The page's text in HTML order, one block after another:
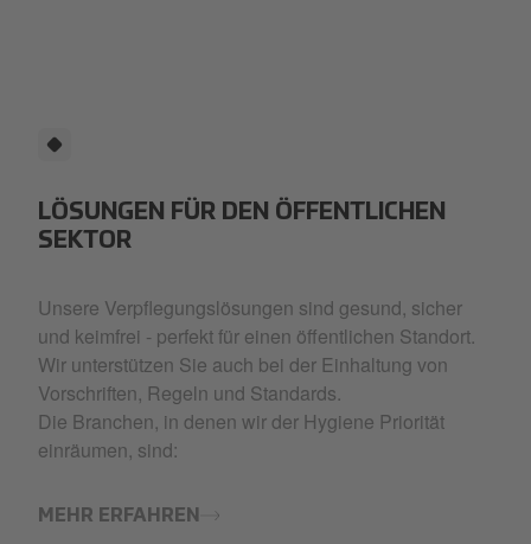
LÖSUNGEN FÜR DEN ÖFFENTLICHEN
SEKTOR
Unsere Verpflegungslösungen sind gesund, sicher
und keimfrei - perfekt für einen öffentlichen Standort.
Wir unterstützen Sie auch bei der Einhaltung von
Vorschriften, Regeln und Standards.
Die Branchen, in denen wir der Hygiene Priorität
einräumen, sind:
MEHR ERFAHREN